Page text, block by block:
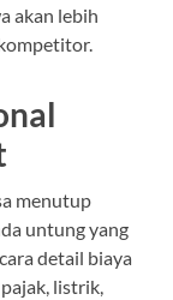
akan lebih
menutup
untung yang
detail biaya
listrik,